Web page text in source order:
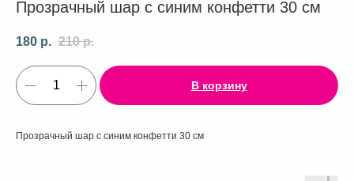
Прозрачный шар с синим конфетти 30 см
180 р. 210 р.
В корзину
Прозрачный шар с синим конфетти 30 см